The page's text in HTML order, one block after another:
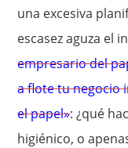
una excesiva
escasez aguza el
empresario del
a flote tu negocio
el papel»: ¿qué
higiénico, o